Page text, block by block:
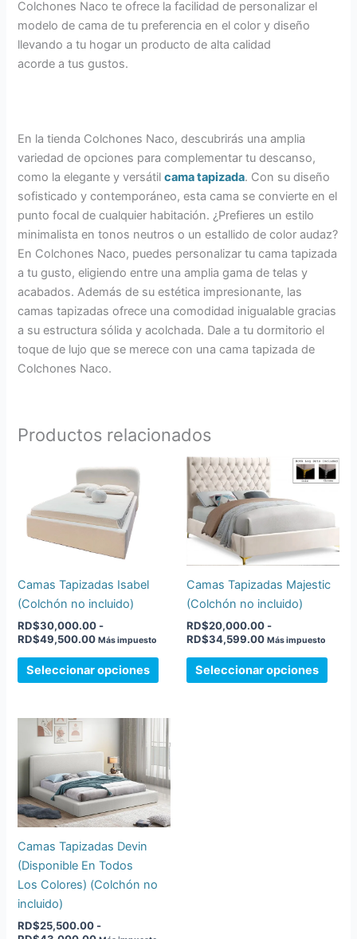
Colchones Naco te ofrece la facilidad de personalizar el
modelo de cama de tu preferencia en el color y diseño
llevando a tu hogar un producto de alta calidad
acorde a tus gustos.
En la tienda Colchones Naco, descubrirás una amplia
variedad de opciones para complementar tu descanso,
como la elegante y versátilcama tapizada. Con su diseño
sofisticado y contemporáneo, esta cama se convierte en el
punto focal de cualquier habitación. ¿Prefieres un estilo
minimalista en tonos neutros o un estallido de color audaz?
En Colchones Naco, puedes personalizar tu cama tapizada
a tu gusto, eligiendo entre una amplia gama de telas y
acabados. Además de su estética impresionante, las
camas tapizadas ofrece una comodidad inigualable gracias
a su estructura sólida y acolchada. Dale a tu dormitorio el
toque de lujo que se merece con una cama tapizada de
Colchones Naco.
Productos relacionados
Camas Tapizadas Isabel
(Colchón no incluido)
RD$30,000.00 -
RD$49,500.00
precios:
desde
RD$30,000.00
hasta
RD$49,500.00
Más impuesto
Seleccionar opciones
producto
múltiples
variantes.
opciones
pueden
elegir
en
producto
Camas Tapizadas Majestic
(Colchón no incluido)
RD$20,000.00 -
RD$34,599.00
Rango
de
precios:
desde
RD$20,000.00
hasta
RD$34,599.00
Más impuesto
Seleccionar opciones
Este
en
Camas Tapizadas Devin
(Disponible En Todos
Los Colores) (Colchón no
incluido)
RD$25,500.00 -
precios:
desde
RD$25,500.00
hasta
RD$43,000.00
Este
producto
tiene
múltiples
variantes.
Las